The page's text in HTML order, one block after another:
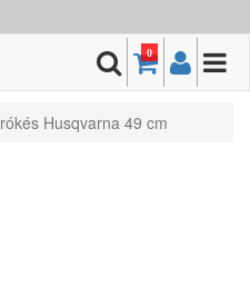
0
Husqvarna 49 cm